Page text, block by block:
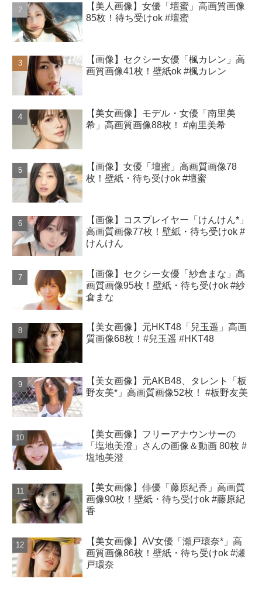
【美人画像】女優「壇蜜」高画質画像
85枚！待ち受けok #壇蜜
【画像】セクシー女優「楓カレン」高
画質画像41枚！壁紙ok #楓カレン
【美女画像】モデル・女優「南里美
希」高画質画像88枚！ #南里美希
【画像】女優「壇蜜」高画質画像78
枚！壁紙・待ち受けok #壇蜜
【画像】コスプレイヤー「けんけん*」
高画質画像77枚！壁紙・待ち受けok #
けんけん
【画像】セクシー女優「紗倉まな」高
画質画像95枚！壁紙・待ち受けok #紗
倉まな
【美女画像】元HKT48「兒玉遥」高画
質画像68枚！#兒玉遥 #HKT48
【美女画像】元AKB48、タレント「板
野友美*」高画質画像52枚！ #板野友美
【美女画像】フリーアナウンサーの
「塩地美澄」さんの画像＆動画 80枚 #
塩地美澄
【美女画像】俳優「藤原紀香」高画質
画像90枚！壁紙・待ち受けok #藤原紀
香
【美女画像】AV女優「瀬戸環奈*」高
画質画像86枚！壁紙・待ち受けok #瀬
戸環奈